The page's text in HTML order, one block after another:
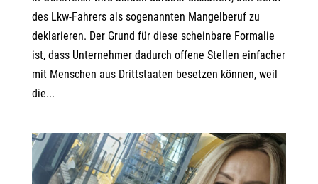
des Lkw-Fahrers als sogenannten Mangelberuf zu
deklarieren. Der Grund für diese scheinbare Formalie
ist, dass Unternehmer dadurch offene Stellen einfacher
mit Menschen aus Drittstaaten besetzen können, weil
die...